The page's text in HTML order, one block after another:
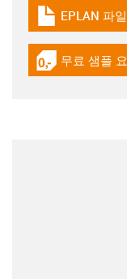
igus-icon-
EPLAN 파
igus-icon-
무료 샘플